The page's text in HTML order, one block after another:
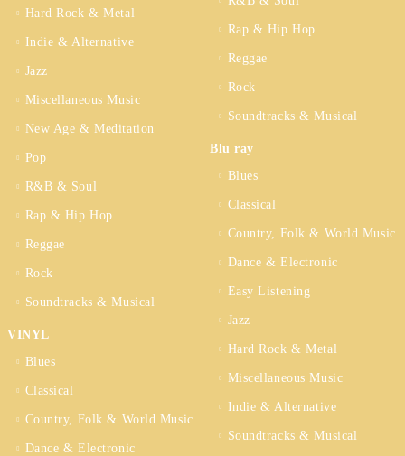
Hard Rock & Metal
Indie & Alternative
Jazz
Miscellaneous Music
New Age & Meditation
Pop
R&B & Soul
Rap & Hip Hop
Reggae
Rock
Soundtracks & Musical
VINYL
Blues
Classical
Country, Folk & World Music
Dance & Electronic
Rap & Hip Hop
Reggae
Rock
Soundtracks & Musical
Blu ray
Blues
Classical
Country, Folk & World Music
Dance & Electronic
Easy Listening
Jazz
Hard Rock & Metal
Miscellaneous Music
Indie & Alternative
Soundtracks & Musical